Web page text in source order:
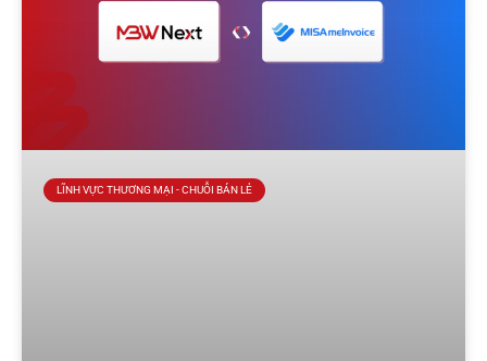
LĨNH VỰC THƯƠNG MẠI - CHUỖI BÁN LẺ